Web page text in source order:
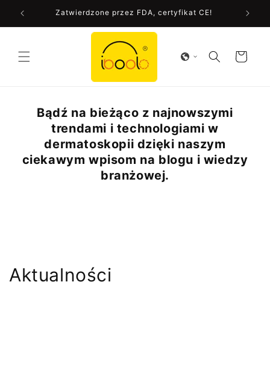
Przejdź
Zatwierdzone przez FDA, certyfikat CE!
Koszyk
Bądź na bieżąco z najnowszymi
trendami i technologiami w
dermatoskopii dzięki naszym
ciekawym wpisom na blogu i wiedzy
branżowej.
Aktualności